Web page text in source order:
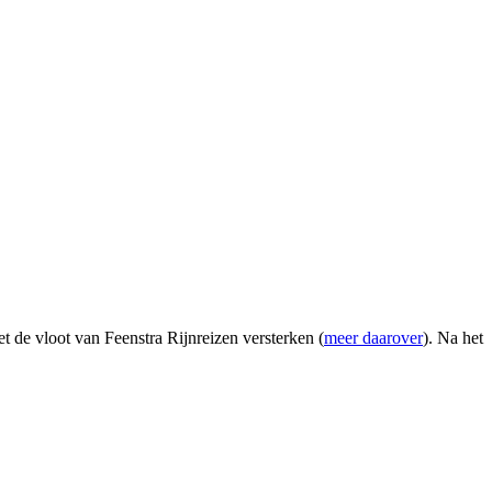
vloot van Feenstra Rijnreizen versterken (meer daarover). Na het